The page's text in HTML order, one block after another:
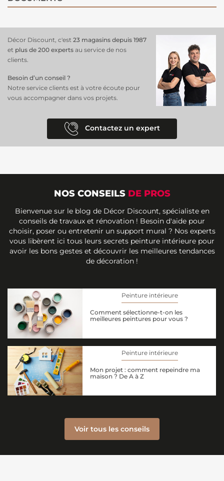
Décor Discount, c'est 23 magasins depuis 1987
et plus de 200 experts au service de nos
clients.
Besoin d’un conseil ?
Notre service clients est à votre écoute pour
vous accompagner dans vos projets.
Contactez un expert
NOS CONSEILS DE PROS
Bienvenue sur le blog de Décor Discount, spécialiste en
conseils de travaux et rénovation ! Besoin d'aide pour
choisir, poser ou entretenir un support mural ? Nos experts
vous libèrent ici tous leurs secrets peinture intérieure pour
avoir les bons gestes et découvrir les meilleures tendances
de décoration !
Peinture intérieure
Comment sélectionne-t-on les
meilleures peintures pour vous ?
Peinture intérieure
Mon projet : comment repeindre ma
maison ? De A à Z
Voir tous les conseils